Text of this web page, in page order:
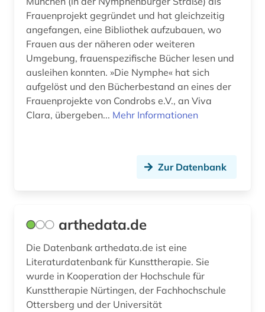
wörterbuch (2)
zeitschrift (4)
zeitschriftenaufsatz (2)
zitatenanalyse (1)
öffentliches gesundheitswesen (2)
Frauenprojekt gegründet und hat gleichzeitig
angefangen, eine Bibliothek aufzubauen, wo
Frauen aus der näheren oder weiteren
Umgebung, frauenspezifische Bücher lesen und
ausleihen konnten. »Die Nymphe« hat sich
aufgelöst und den Bücherbestand an eines der
Frauenprojekte von Condrobs e.V., an Viva
Clara, übergeben... Mehr Informationen
Zur Datenbank
arthedata.de
Die Datenbank arthedata.de ist eine
Literaturdatenbank für Kunsttherapie. Sie
wurde in Kooperation der Hochschule für
Kunsttherapie Nürtingen, der Fachhochschule
Ottersberg und der Universität